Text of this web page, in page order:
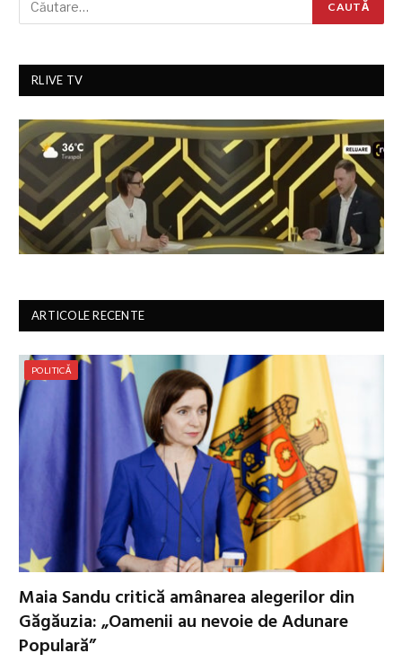
RLIVE TV
ARTICOLE RECENTE
POLITICĂ
Maia Sandu critică amânarea alegerilor din
Găgăuzia: „Oamenii au nevoie de Adunare
Populară”